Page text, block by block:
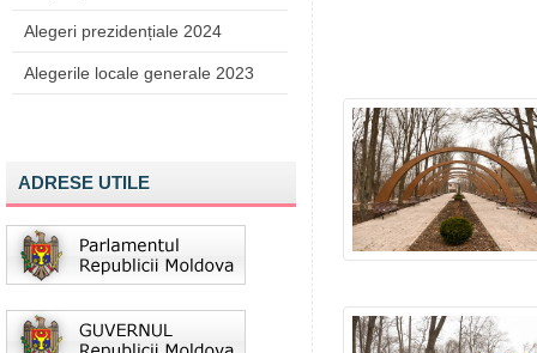
Alegeri prezidențiale 2024
Alegerile locale generale 2023
ADRESE UTILE